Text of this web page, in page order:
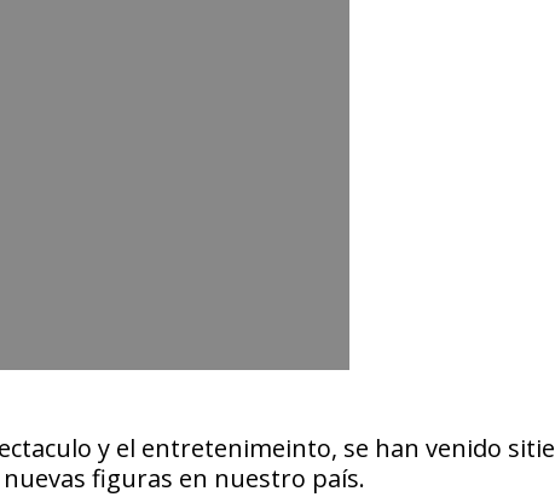
y el entretenimeinto, se han venido
figuras en nuestro país.